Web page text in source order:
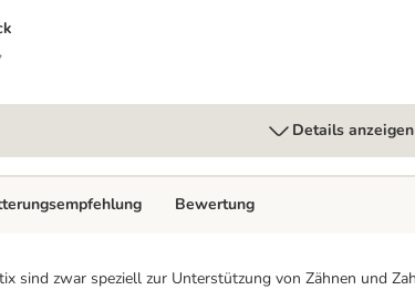
Details anzeigen
sind zwar speziell zur Unterstützung von Zähnen und
Bewertung